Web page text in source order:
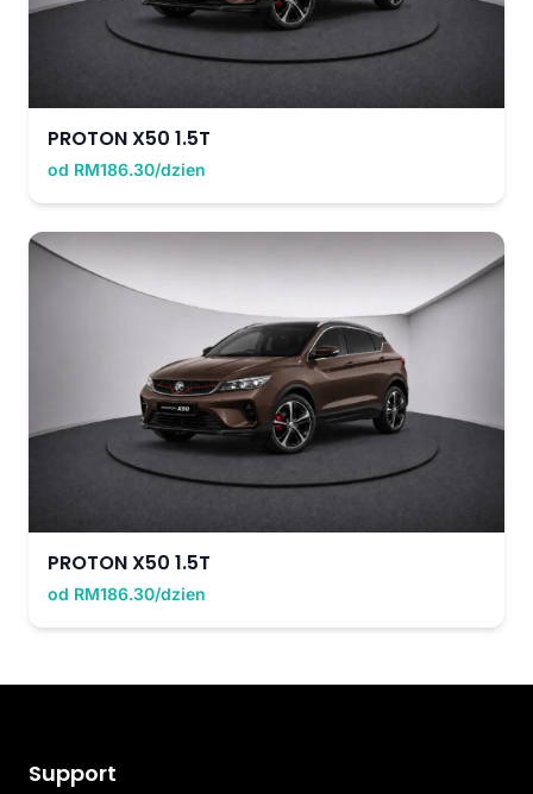
PROTON X50 1.5T
od RM186.30/dzien
PROTON X50 1.5T
od RM186.30/dzien
Support